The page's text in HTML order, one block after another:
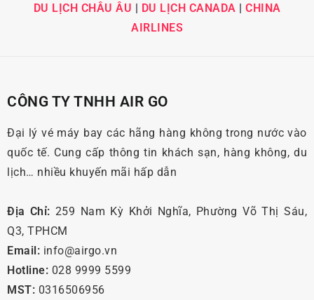
DU LỊCH CHÂU ÂU | DU LỊCH CANADA | CHINA
AIRLINES
CÔNG TY TNHH AIR GO
Đại lý vé máy bay các hãng hàng không trong nước vào
quốc tế. Cung cấp thông tin khách sạn, hàng không, du
lịch… nhiều khuyến mãi hấp dẫn
Địa Chỉ: 259 Nam Kỳ Khởi Nghĩa, Phường Võ Thị Sáu,
Q3, TPHCM
Email: info@airgo.vn
Hotline: 028 9999 5599
MST: 0316506956